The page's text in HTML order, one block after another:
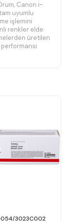
Canon i-
uyumlu
işlemini
renkler elde
üretilen
toner
işlemleri
054/3023C002